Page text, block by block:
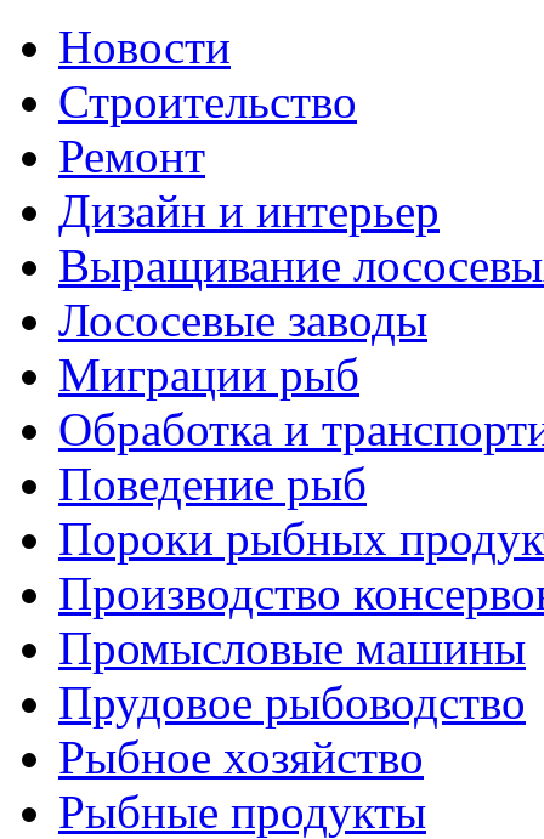
Новости
Строительство
Ремонт
Дизайн и интерьер
Выращивание
Лососевые заводы
Миграции рыб
Обработка и
Поведение рыб
Пороки рыбных
Производство
Промысловые машины
Прудовое рыбоводство
Рыбное хозяйство
Рыбные продукты